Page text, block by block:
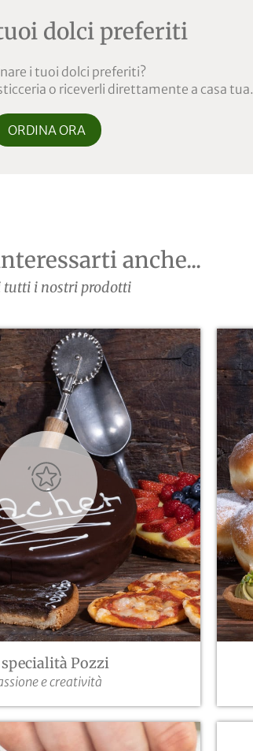
dolci preferiti
i tuoi dolci preferiti?
o riceverli direttamente a casa tua.
ORDINA ORA
anche...
tutti i nostri prodotti
specialità Pozzi
e creatività